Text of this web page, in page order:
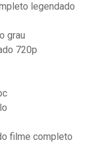
legendado
grau
720p
filme completo